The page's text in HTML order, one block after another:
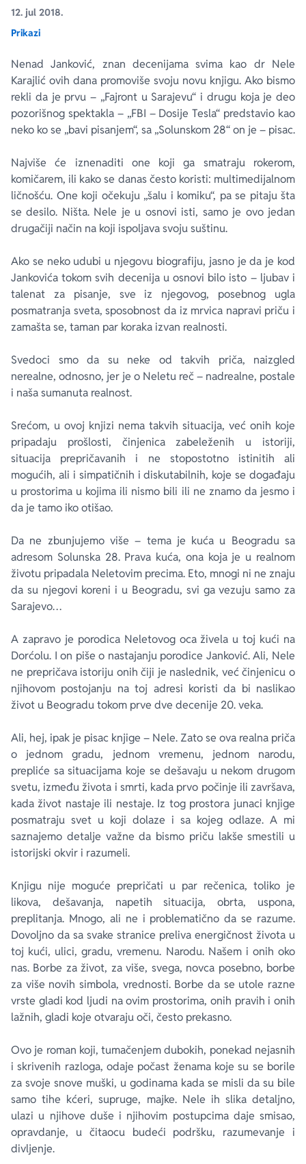
12. jul 2018.
Prikazi
Nenad Janković, znan decenijama svima kao dr Nele
Karajlić ovih dana promoviše svoju novu knjigu. Ako bismo
rekli da je prvu – „Fajront u Sarajevu“ i drugu koja je deo
pozorišnog spektakla – „FBI – Dosije Tesla“ predstavio kao
neko ko se „bavi pisanjem“, sa „Solunskom 28“ on je – pisac.
Najviše će iznenaditi one koji ga smatraju rokerom,
komičarem, ili kako se danas često koristi: multimedijalnom
ličnošću. One koji očekuju „šalu i komiku“, pa se pitaju šta
se desilo. Ništa. Nele je u osnovi isti, samo je ovo jedan
drugačiji način na koji ispoljava svoju suštinu.
Ako se neko udubi u njegovu biografiju, jasno je da je kod
Jankovića tokom svih decenija u osnovi bilo isto – ljubav i
talenat za pisanje, sve iz njegovog, posebnog ugla
posmatranja sveta, sposobnost da iz mrvica napravi priču i
zamašta se, taman par koraka izvan realnosti.
Svedoci smo da su neke od takvih priča, naizgled
nerealne, odnosno, jer je o Neletu reč – nadrealne, postale
i naša sumanuta realnost.
Srećom, u ovoj knjizi nema takvih situacija, već onih koje
pripadaju prošlosti, činjenica zabeleženih u istoriji,
situacija prepričavanih i ne stopostotno istinitih ali
mogućih, ali i simpatičnih i diskutabilnih, koje se događaju
u prostorima u kojima ili nismo bili ili ne znamo da jesmo i
da je tamo iko otišao.
Da ne zbunjujemo više – tema je kuća u Beogradu sa
adresom Solunska 28. Prava kuća, ona koja je u realnom
životu pripadala Neletovim precima. Eto, mnogi ni ne znaju
da su njegovi koreni i u Beogradu, svi ga vezuju samo za
Sarajevo…
A zapravo je porodica Neletovog oca živela u toj kući na
Dorćolu. I on piše o nastajanju porodice Janković. Ali, Nele
ne prepričava istoriju onih čiji je naslednik, već činjenicu o
njihovom postojanju na toj adresi koristi da bi naslikao
život u Beogradu tokom prve dve decenije 20. veka.
Ali, hej, ipak je pisac knjige – Nele. Zato se ova realna priča
o jednom gradu, jednom vremenu, jednom narodu,
prepliće sa situacijama koje se dešavaju u nekom drugom
svetu, između života i smrti, kada prvo počinje ili završava,
kada život nastaje ili nestaje. Iz tog prostora junaci knjige
posmatraju svet u koji dolaze i sa kojeg odlaze. A mi
saznajemo detalje važne da bismo priču lakše smestili u
istorijski okvir i razumeli.
Knjigu nije moguće prepričati u par rečenica, toliko je
likova, dešavanja, napetih situacija, obrta, uspona,
preplitanja. Mnogo, ali ne i problematično da se razume.
Dovoljno da sa svake stranice preliva energičnost života u
toj kući, ulici, gradu, vremenu. Narodu. Našem i onih oko
nas. Borbe za život, za više, svega, novca posebno, borbe
za više novih simbola, vrednosti. Borbe da se utole razne
vrste gladi kod ljudi na ovim prostorima, onih pravih i onih
lažnih, gladi koje otvaraju oči, često prekasno.
Ovo je roman koji, tumačenjem dubokih, ponekad nejasnih
i skrivenih razloga, odaje počast ženama koje su se borile
za svoje snove muški, u godinama kada se misli da su bile
samo tihe kćeri, supruge, majke. Nele ih slika detaljno,
ulazi u njihove duše i njihovim postupcima daje smisao,
opravdanje, u čitaocu budeći podršku, razumevanje i
divljenje.
Ekranizovane knjige
Za poklon
E-knjige
Poezija
Lični razvoj i popularna psihologija
Biografija
Bojan Ljubenović
Dejan Tiago-Stanković
Milica Jakovljević Mir-Jam
Peter Handke
Harlan Koben
Elif Šafak